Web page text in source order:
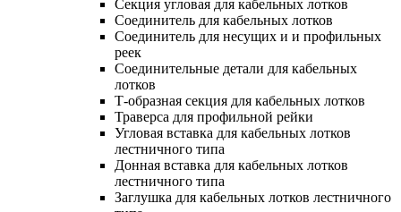
Секция угловая для кабельных лотков
Соединитель для кабельных лотков
Соединитель для несущих и и профильных
реек
Соединительные детали для кабельных
лотков
Т-образная секция для кабельных лотков
Траверса для профильной рейки
Угловая вставка для кабельных лотков
лестничного типа
Донная вставка для кабельных лотков
лестничного типа
Заглушка для кабельных лотков лестничного